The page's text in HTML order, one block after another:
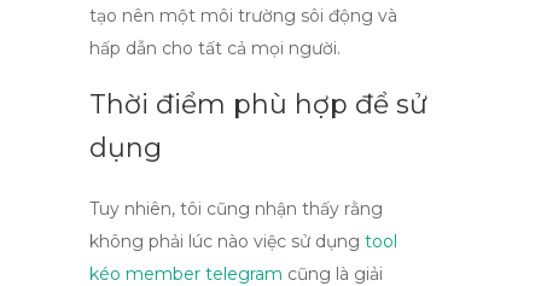
tạo nên một môi trường sôi động và
hấp dẫn cho tất cả mọi người.
Thời điểm phù hợp để sử
dụng
Tuy nhiên, tôi cũng nhận thấy rằng
không phải lúc nào việc sử dụng tool
kéo member telegram cũng là giải